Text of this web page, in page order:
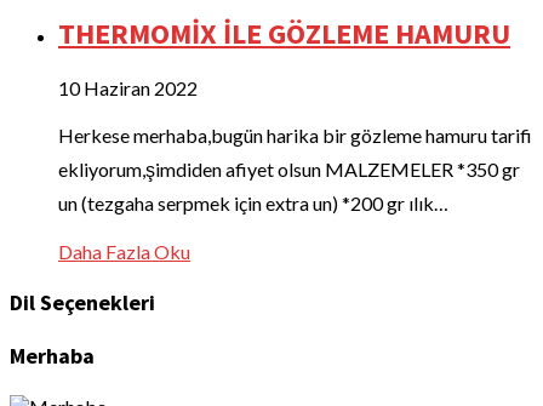
THERMOMİX İLE GÖZLEME HAMURU
10 Haziran 2022
Herkese merhaba,bugün harika bir gözleme hamuru tarifi
ekliyorum,şimdiden afiyet olsun MALZEMELER *350 gr
un (tezgaha serpmek için extra un) *200 gr ılık…
Daha Fazla Oku
Dil Seçenekleri
Merhaba